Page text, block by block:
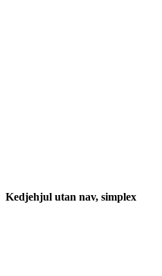
Kedjehjul utan nav, simplex